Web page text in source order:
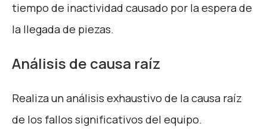
tiempo de inactividad causado por la espera de
la llegada de piezas.
Análisis de causa raíz
Realiza un análisis exhaustivo de la causa raíz
de los fallos significativos del equipo.